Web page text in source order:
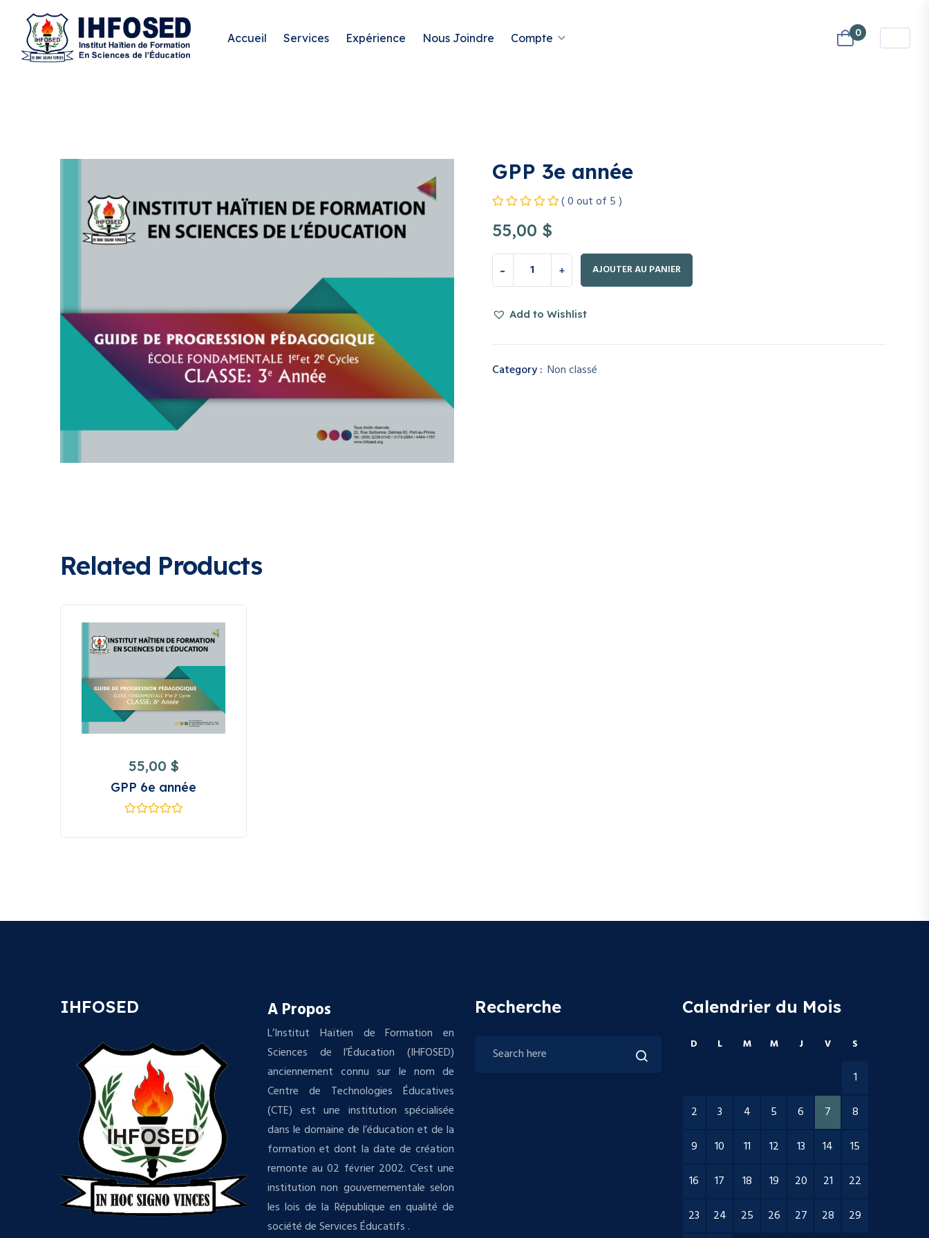
Accueil Services Expérience Nous Joindre Compte 0
GPP 3e année
( 0 out of 5 )
55,00 $
- + AJOUTER AU PANIER
Add to Wishlist
Category : Non classé
Related Products
55,00 $
GPP 6e année
IHFOSED A Propos
L’Institut Haïtien de Formation en
Sciences de l’Éducation (IHFOSED)
anciennement connu sur le nom de
Centre de Technologies Éducatives
(CTE) est une institution spécialisée
dans le domaine de l’éducation et de la
formation et dont la date de création
remonte au 02 février 2002. C’est une
institution non gouvernementale selon
les lois de la République en qualité de
société de Services Éducatifs .
Recherche Calendrier du Mois
D L M M J V S
1
2
3 4 5 6 7
8
9
10 11 12 13 14
15
16
17 18 19 20 21
22
23
24 25 26 27 28 29